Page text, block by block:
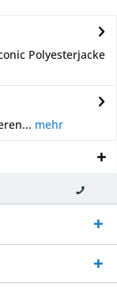
Polyesterjacke
mehr
von So erreichen
Sie uns 0160
970 511 90